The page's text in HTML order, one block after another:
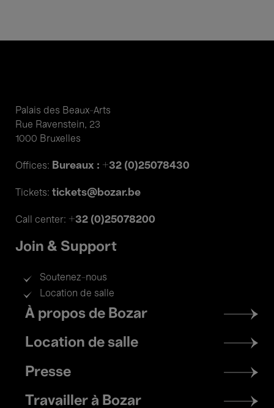
Palais des Beaux-Arts
Rue Ravenstein, 23
1000 Bruxelles
Offices: Bureaux : +32 (0)25078430
Tickets: tickets@bozar.be
Call center: +32 (0)25078200
Join & Support
Soutenez-nous
Location de salle
Footer
menu
À propos de Bozar
Location de salle
Presse
Travailler à Bozar